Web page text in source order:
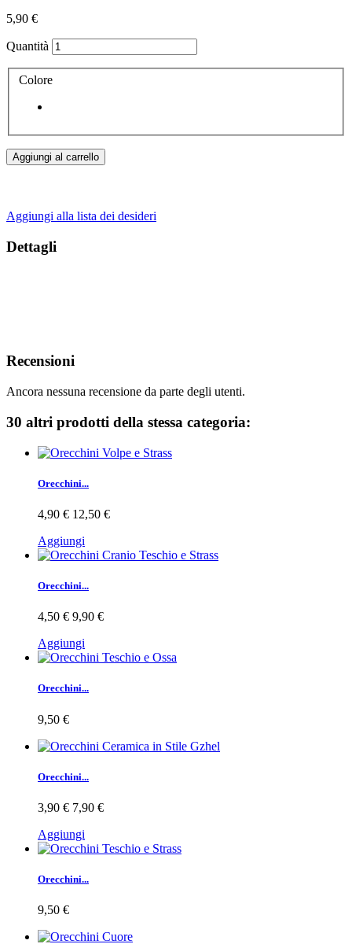
5,90 €
Quantità
Colore
Aggiungi al carrello
Aggiungi alla lista dei desideri
Dettagli
Recensioni
Ancora nessuna recensione da parte degli utenti.
30 altri prodotti della stessa categoria:
Orecchini...
4,90 € 12,50 €
Aggiungi
Orecchini...
4,50 € 9,90 €
Aggiungi
Orecchini...
9,50 €
Orecchini...
3,90 € 7,90 €
Aggiungi
Orecchini...
9,50 €